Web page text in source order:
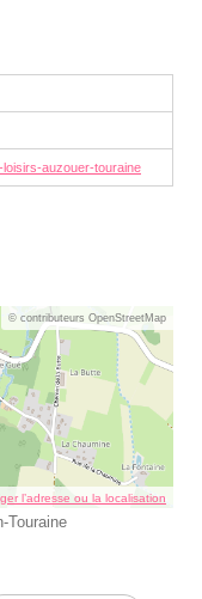
auzouer-touraine
© contributeurs OpenStreetMap
l’adresse ou la localisation
Touraine